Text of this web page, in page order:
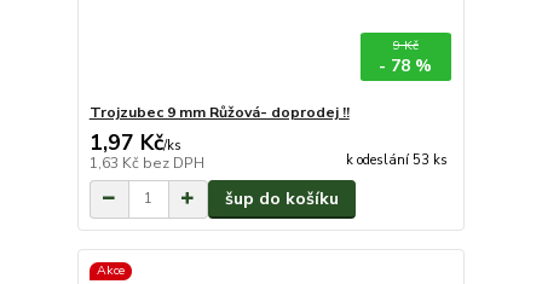
9 Kč
- 78 %
Trojzubec 9 mm Růžová- doprodej !!
1,97 Kč/ks
1,63 Kč bez DPH k odeslání 53 ks
šup do košíku
Akce